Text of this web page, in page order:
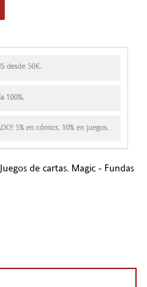
Juegos de cartas, Magic - Fundas